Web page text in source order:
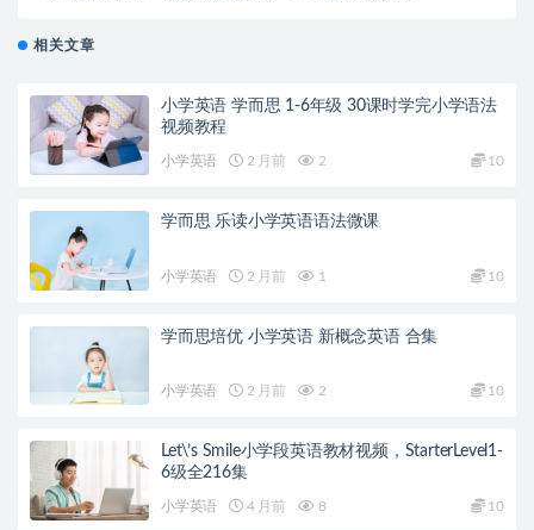
相关文章
小学英语 学而思 1-6年级 30课时学完小学语法
视频教程
小学英语 2 月前 2 10
学而思 乐读小学英语语法微课
小学英语 2 月前 1 10
学而思培优 小学英语 新概念英语 合集
小学英语 2 月前 2 10
Let\’s Smile小学段英语教材视频，StarterLevel1-
6级全216集
小学英语 4 月前 8 10